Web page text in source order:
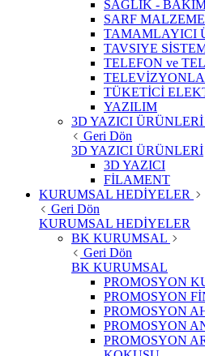
SAĞLIK -
SARF MALZEME
TAMAMLAYICI
TAVSIYE
TELEFON ve
TÜKETİCİ
YAZILIM
3D YAZICI ÜRÜNLERİ
Geri Dön
3D YAZICI ÜRÜNLERİ
3D YAZICI
FİLAMENT
KURUMSAL HEDİYELER
Geri Dön
KURUMSAL HEDİYELER
BK KURUMSAL
Geri Dön
BK KURUMSAL
PROMOSYON
PROMOSYON
PROMOSYON
PROMOSYON
PROMOSYON